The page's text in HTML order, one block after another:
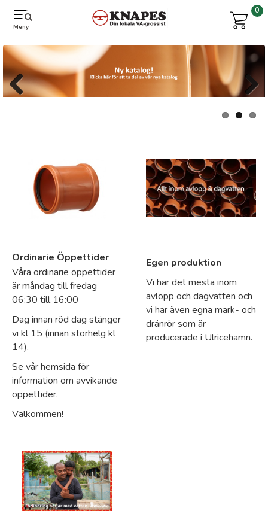
Meny
0
Ordinarie Öppettider
Våra ordinarie öppettider
är måndag till fredag
06:30 till 16:00
Dag innan röd dag stänger
vi kl 15 (innan storhelg kl
14).
Se vår hemsida för
information om avvikande
öppettider.
Välkommen!
Egen produktion
Vi har det mesta inom
avlopp och dagvatten och
vi har även egna mark- och
dränrör som är
producerade i Ulricehamn.